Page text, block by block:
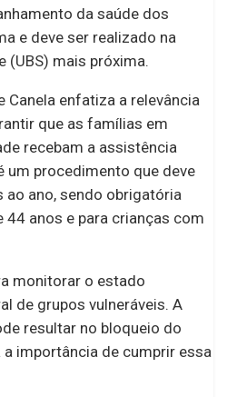
da saúde dos
e deve ser realizado na
(UBS) mais próxima.
Canela enfatiza a relevância
que as famílias em
recebam a assistência
um procedimento que deve
ao ano, sendo obrigatória
44 anos e para crianças com
monitorar o estado
de grupos vulneráveis. A
resultar no bloqueio do
importância de cumprir essa